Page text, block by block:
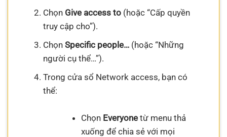
Chọn Give access to(hoặc “Cấp quyền
truy cập cho”).
Chọn Specific people…(hoặc “Những
người cụ thể…”).
Trong cửa sổ Network access, bạn có
thể:
Chọn Everyonetừ menu thả
xuống để chia sẻ với mọi